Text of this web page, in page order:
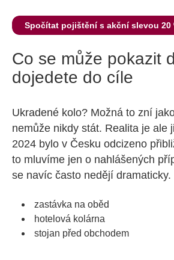
Spočítat pojištění s akční slevou 20
Co se může pokazit
dojedete do cíle
Ukradené kolo? Možná to zní
nemůže nikdy stát. Realita je ale
2024 bylo v Česku odcizeno
to mluvíme jen o nahlášených
se navíc často nedějí dramaticky.
zastávka na oběd
hotelová kolárna
stojan před obchodem